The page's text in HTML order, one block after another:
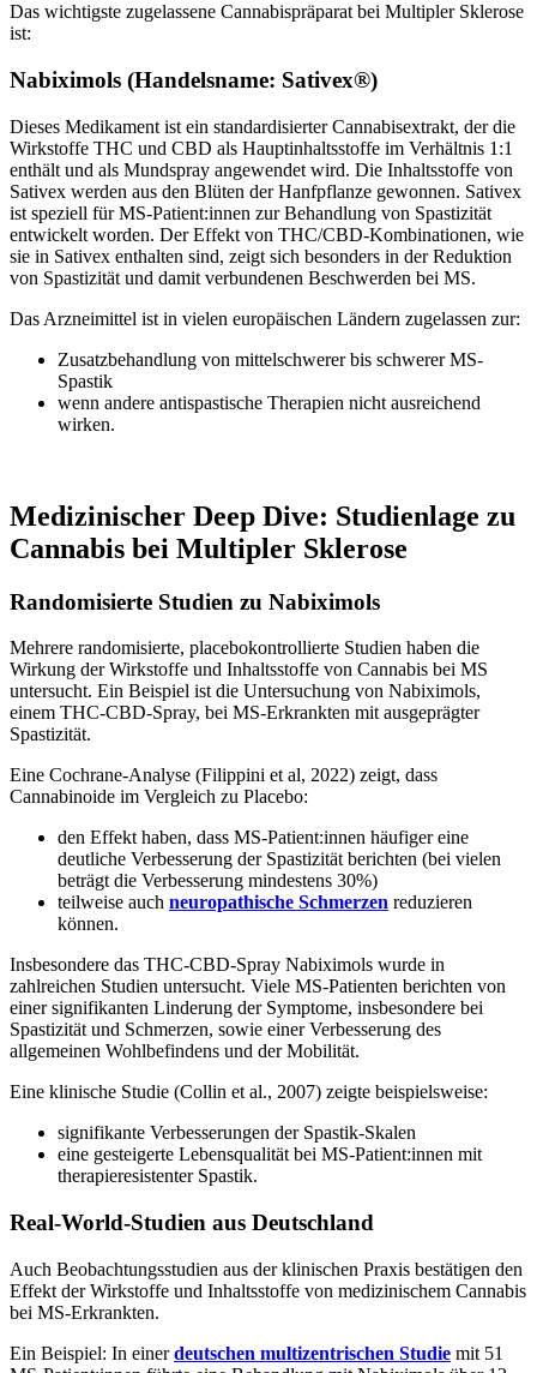
Das wichtigste zugelassene Cannabispräparat bei Multipler Sklerose
ist:
Nabiximols (Handelsname: Sativex®)
Dieses Medikament ist ein standardisierter Cannabisextrakt, der die
Wirkstoffe THC und CBD als Hauptinhaltsstoffe im Verhältnis 1:1
enthält und als Mundspray angewendet wird. Die Inhaltsstoffe von
Sativex werden aus den Blüten der Hanfpflanze gewonnen. Sativex
ist speziell für MS-Patient:innen zur Behandlung von Spastizität
entwickelt worden. Der Effekt von THC/CBD-Kombinationen, wie
sie in Sativex enthalten sind, zeigt sich besonders in der Reduktion
von Spastizität und damit verbundenen Beschwerden bei MS.
Das Arzneimittel ist in vielen europäischen Ländern zugelassen zur:
Zusatzbehandlung von mittelschwerer bis schwerer MS-
Spastik
wenn andere antispastische Therapien nicht ausreichend
wirken.
Medizinischer Deep Dive: Studienlage zu
Cannabis bei Multipler Sklerose
Randomisierte Studien zu Nabiximols
Mehrere randomisierte, placebokontrollierte Studien haben die
Wirkung der Wirkstoffe und Inhaltsstoffe von Cannabis bei MS
untersucht. Ein Beispiel ist die Untersuchung von Nabiximols,
einem THC-CBD-Spray, bei MS-Erkrankten mit ausgeprägter
Spastizität.
Eine Cochrane-Analyse (Filippini et al, 2022) zeigt, dass
Cannabinoide im Vergleich zu Placebo:
den Effekt haben, dass MS-Patient:innen häufiger eine
deutliche Verbesserung der Spastizität berichten (bei vielen
beträgt die Verbesserung mindestens 30%)
teilweise auch neuropathische Schmerzen reduzieren
können.
Insbesondere das THC-CBD-Spray Nabiximols wurde in
zahlreichen Studien untersucht. Viele MS-Patienten berichten von
einer signifikanten Linderung der Symptome, insbesondere bei
Spastizität und Schmerzen, sowie einer Verbesserung des
allgemeinen Wohlbefindens und der Mobilität.
Eine klinische Studie (Collin et al., 2007) zeigte beispielsweise:
signifikante Verbesserungen der Spastik-Skalen
eine gesteigerte Lebensqualität bei MS-Patient:innen mit
therapieresistenter Spastik.
Real-World-Studien aus Deutschland
Auch Beobachtungsstudien aus der klinischen Praxis bestätigen den
Effekt der Wirkstoffe und Inhaltsstoffe von medizinischem Cannabis
bei MS-Erkrankten.
Ein Beispiel: In einerdeutschen multizentrischen Studie mit 51